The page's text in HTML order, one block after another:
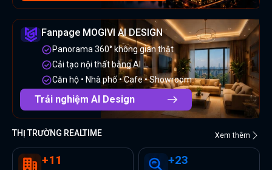
Fanpage MOGIVI AI DESIGN
Panorama 360° không gian thật
Cải tạo nội thất bằng AI
Căn hộ • Nhà phố • Cafe • Showroom
Trải nghiệm AI Design
THỊ TRƯỜNG REALTIME Xem thêm
+11 +23